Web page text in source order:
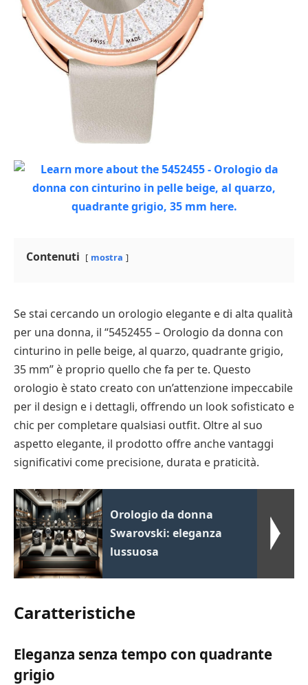
Contenuti mostra
Se stai cercando un orologio elegante e di alta qualità
per una donna, il “5452455 – Orologio da donna con
cinturino in pelle beige, al quarzo, quadrante grigio,
35 mm” è proprio quello che fa per te. Questo
orologio è stato creato con un’attenzione impeccabile
per il design e i dettagli, offrendo un look sofisticato e
chic per completare qualsiasi outfit. Oltre al suo
aspetto elegante, il prodotto offre anche vantaggi
significativi come precisione, durata e praticità.
Orologio da donna
Swarovski: eleganza
lussuosa
Caratteristiche
Eleganza senza tempo con quadrante
grigio